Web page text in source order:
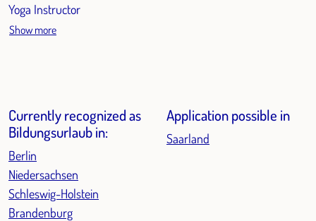
Yoga Instructor
Show more
Currently recognized as
Bildungsurlaub in:
Berlin
Niedersachsen
Schleswig-Holstein
Brandenburg
Application possible in
Saarland